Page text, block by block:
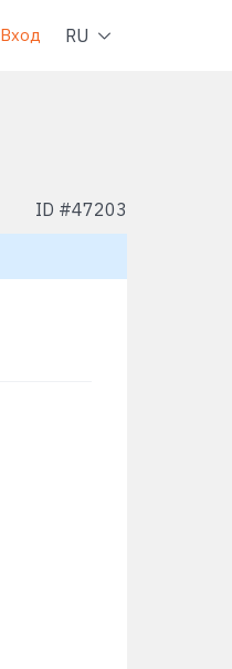
Вход RU
ID #47203